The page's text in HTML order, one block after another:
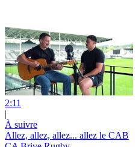
2:11
|
À suivre
Allez, allez, allez... allez le CAB